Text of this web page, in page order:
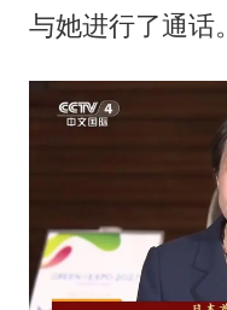
与她进行了通话。